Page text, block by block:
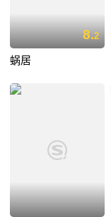
8.2
蜗居